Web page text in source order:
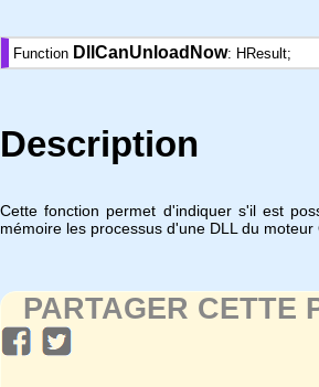
Function DllCanUnloadNow: HResult;
Description
Cette fonction permet d'indiquer s'il est
mémoire les processus d'une DLL du moteur
PARTAGER CETTE